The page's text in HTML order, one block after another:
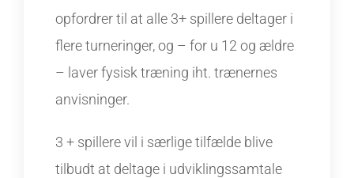
opfordrer til at alle 3+ spillere deltager i
flere turneringer, og – for u 12 og ældre
– laver fysisk træning iht. trænernes
anvisninger.
3 + spillere vil i særlige tilfælde blive
tilbudt at deltage i udviklingssamtale